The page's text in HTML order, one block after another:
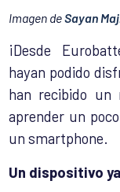
Imagen deSayan
¡Desde
hayan podido
han recibido un
aprender un
un smartphone.
Un dispositivo